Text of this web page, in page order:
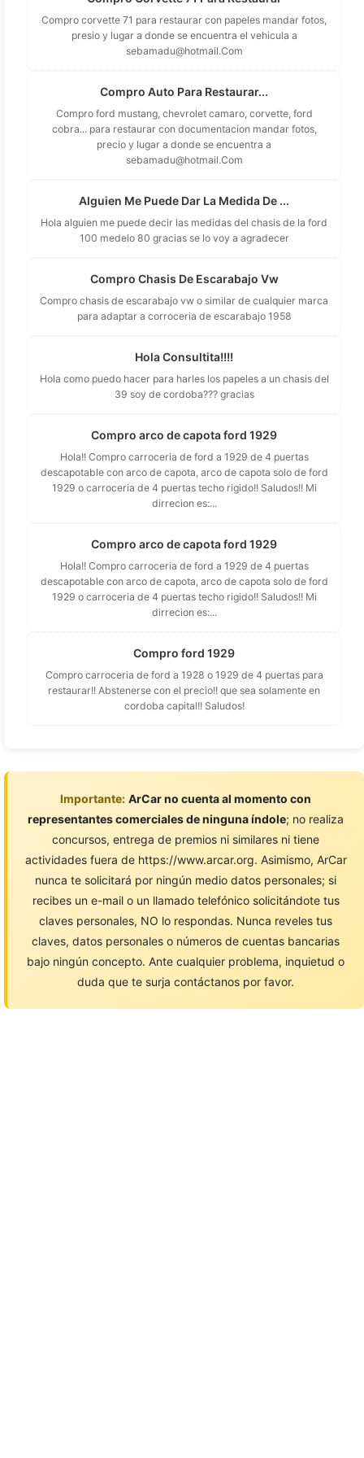
Compro corvette 71 para restaurar con papeles mandar fotos,
presio y lugar a donde se encuentra el vehicula a
sebamadu@hotmail.Com
Compro Auto Para Restaurar...
Compro ford mustang, chevrolet camaro, corvette, ford
cobra... para restaurar con documentacion mandar fotos,
precio y lugar a donde se encuentra a
sebamadu@hotmail.Com
Alguien Me Puede Dar La Medida De ...
Hola alguien me puede decir las medidas del chasis de la ford
100 medelo 80 gracias se lo voy a agradecer
Compro Chasis De Escarabajo Vw
Compro chasis de escarabajo vw o similar de cualquier marca
para adaptar a corroceria de escarabajo 1958
Hola Consultita!!!!
Hola como puedo hacer para harles los papeles a un chasis del
39 soy de cordoba??? gracias
Compro arco de capota ford 1929
Hola!! Compro carroceria de ford a 1929 de 4 puertas
descapotable con arco de capota, arco de capota solo de ford
1929 o carroceria de 4 puertas techo rigido!! Saludos!! Mi
dirrecion es:...
Compro arco de capota ford 1929
Hola!! Compro carroceria de ford a 1929 de 4 puertas
descapotable con arco de capota, arco de capota solo de ford
1929 o carroceria de 4 puertas techo rigido!! Saludos!! Mi
dirrecion es:...
Compro ford 1929
Compro carroceria de ford a 1928 o 1929 de 4 puertas para
restaurar!! Abstenerse con el precio!! que sea solamente en
cordoba capital!! Saludos!
Importante: ArCar no cuenta al momento con
representantes comerciales de ninguna índole; no realiza
concursos, entrega de premios ni similares ni tiene
actividades fuera de https://www.arcar.org. Asimismo, ArCar
nunca te solicitará por ningún medio datos personales; si
recibes un e-mail o un llamado telefónico solicitándote tus
claves personales, NO lo respondas. Nunca reveles tus
claves, datos personales o números de cuentas bancarias
bajo ningún concepto. Ante cualquier problema, inquietud o
duda que te surja contáctanos por favor.